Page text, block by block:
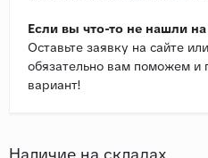
Если вы что-то не нашли на
Оставьте заявку на сайте
обязательно вам поможем
вариант!
Наличие на складах